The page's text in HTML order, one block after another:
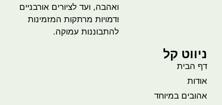
ואהבה, ועד לציורים אורבניים
ודמויות מרתקות המזמינות
להתבוננות עמוקה.
ניווט קל
דף הבית
אודות
אהובים במיוחד